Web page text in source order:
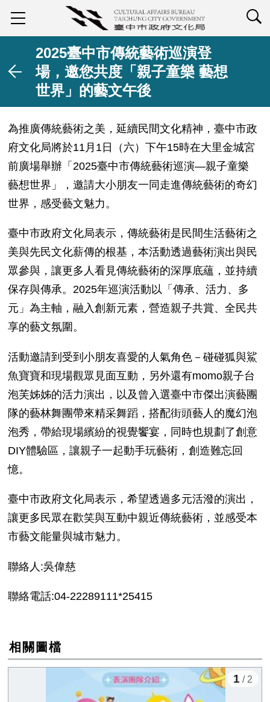
2025臺中市傳統藝術巡演登
場，邀您共度「親子童樂 藝想
世界」的藝文午後
為推廣傳統藝術之美，延續民間文化精神，臺中市政
府文化局將於11 月 1日（六）下午15時在大里金城宮
前廣場舉辦「 2025臺中市傳統藝術巡演—親子童樂
藝想世界」，邀請大小朋友一同走進傳統藝術的奇幻
世界，感受藝文魅力。
臺中市政府文化局表示，傳統藝術是民間生活藝術之
美與先民文化薪傳的根基，本活動透過藝術演出與民
眾參與，讓更多人看見傳統藝術的深厚底蘊，並持續
保存與傳承。2025年巡演活動以「傳承、活力、多
元」為主軸，融入創新元素，營造親子共賞、全民共
享的藝文氛圍。
活動邀請到受到小朋友喜愛的人氣角色－碰碰狐與鯊
魚寶寶和現場觀眾見面互動，另外還有momo親子台
泡芙姊姊的活力演出，以及曾入選臺中市傑出演藝團
隊的藝林舞團帶來精采舞蹈，搭配街頭藝人的魔幻泡
泡秀，帶給現場繽紛的視覺饗宴，同時也規劃了創意
DIY體驗區，讓親子一起動手玩藝術，創造難忘回
憶。
臺中市政府文化局表示，希望透過多元活潑的演出，
讓更多民眾在歡笑與互動中親近傳統藝術，並感受本
市藝文能量與城市魅力。
聯絡人:吳偉慈
聯絡電話:04-22289111*25415
相關圖檔
1 / 2